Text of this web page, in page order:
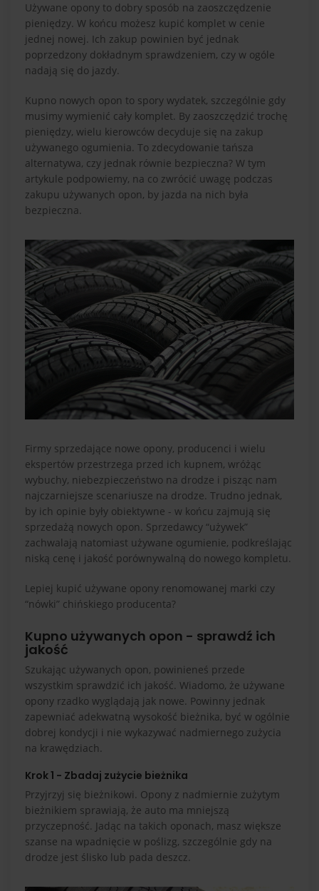
Używane opony to dobry sposób na zaoszczędzenie
pieniędzy. W końcu możesz kupić komplet w cenie
jednej nowej. Ich zakup powinien być jednak
poprzedzony dokładnym sprawdzeniem, czy w ogóle
nadają się do jazdy.
Kupno nowych opon to spory wydatek, szczególnie gdy
musimy wymienić cały komplet. By zaoszczędzić trochę
pieniędzy, wielu kierowców decyduje się na zakup
używanego ogumienia. To zdecydowanie tańsza
alternatywa, czy jednak równie bezpieczna? W tym
artykule podpowiemy, na co zwrócić uwagę podczas
zakupu używanych opon, by jazda na nich była
bezpieczna.
Firmy sprzedające nowe opony, producenci i wielu
ekspertów przestrzega przed ich kupnem, wróżąc
wybuchy, niebezpieczeństwo na drodze i pisząc nam
najczarniejsze scenariusze na drodze. Trudno jednak,
by ich opinie były obiektywne - w końcu zajmują się
sprzedażą nowych opon. Sprzedawcy “używek”
zachwalają natomiast używane ogumienie, podkreślając
niską cenę i jakość porównywalną do nowego kompletu.
Lepiej kupić używane opony renomowanej marki czy
“nówki” chińskiego producenta?
Kupno używanych opon - sprawdź ich
jakość
Szukając używanych opon, powinieneś przede
wszystkim sprawdzić ich jakość. Wiadomo, że używane
opony rzadko wyglądają jak nowe. Powinny jednak
zapewniać adekwatną wysokość bieżnika, być w ogólnie
dobrej kondycji i nie wykazywać nadmiernego zużycia
na krawędziach.
Krok 1 - Zbadaj zużycie bieżnika
Przyjrzyj się bieżnikowi. Opony z nadmiernie zużytym
bieżnikiem sprawiają, że auto ma mniejszą
przyczepność. Jadąc na takich oponach, masz większe
szanse na wpadnięcie w poślizg, szczególnie gdy na
drodze jest ślisko lub pada deszcz.